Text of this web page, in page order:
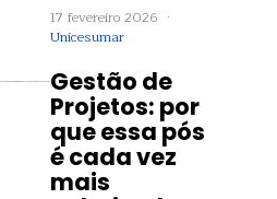
17 fevereiro 2026 ·
Unicesumar
Gestão de
Projetos: por
que essa pós
é cada vez
mais